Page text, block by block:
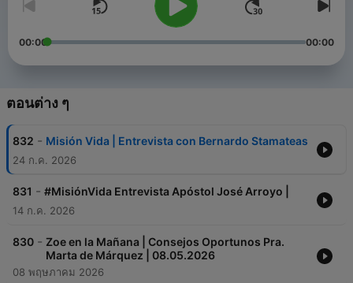
00:00 00:00
ตอนต่าง ๆ
832 - Misión Vida | Entrevista con Bernardo Stamateas
24 ก.ค. 2026
831 - #MisiónVida Entrevista Apóstol José Arroyo |
14 ก.ค. 2026
830 - Zoe en la Mañana | Consejos Oportunos Pra.
Marta de Márquez | 08.05.2026
08 พฤษภาคม 2026